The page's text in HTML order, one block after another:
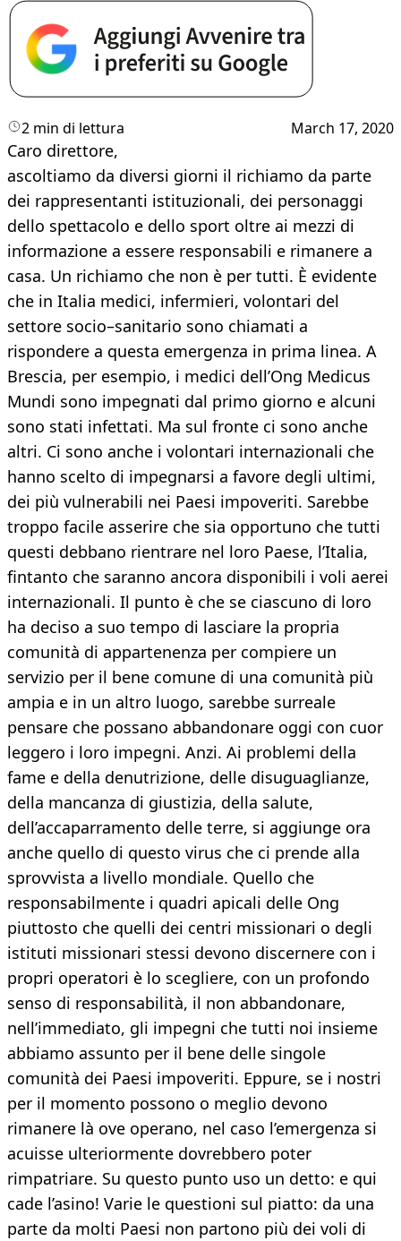
2 min di lettura March 17, 2020
Caro direttore,
ascoltiamo da diversi giorni il richiamo da parte
dei rappresentanti istituzionali, dei personaggi
dello spettacolo e dello sport oltre ai mezzi di
informazione a essere responsabili e rimanere a
casa. Un richiamo che non è per tutti. È evidente
che in Italia medici, infermieri, volontari del
settore socio–sanitario sono chiamati a
rispondere a questa emergenza in prima linea. A
Brescia, per esempio, i medici dell’Ong Medicus
Mundi sono impegnati dal primo giorno e alcuni
sono stati infettati. Ma sul fronte ci sono anche
altri. Ci sono anche i volontari internazionali che
hanno scelto di impegnarsi a favore degli ultimi,
dei più vulnerabili nei Paesi impoveriti. Sarebbe
troppo facile asserire che sia opportuno che tutti
questi debbano rientrare nel loro Paese, l’Italia,
fintanto che saranno ancora disponibili i voli aerei
internazionali. Il punto è che se ciascuno di loro
ha deciso a suo tempo di lasciare la propria
comunità di appartenenza per compiere un
servizio per il bene comune di una comunità più
ampia e in un altro luogo, sarebbe surreale
pensare che possano abbandonare oggi con cuor
leggero i loro impegni. Anzi. Ai problemi della
fame e della denutrizione, delle disuguaglianze,
della mancanza di giustizia, della salute,
dell’accaparramento delle terre, si aggiunge ora
anche quello di questo virus che ci prende alla
sprovvista a livello mondiale. Quello che
responsabilmente i quadri apicali delle Ong
piuttosto che quelli dei centri missionari o degli
istituti missionari stessi devono discernere con i
propri operatori è lo scegliere, con un profondo
senso di responsabilità, il non abbandonare,
nell’immediato, gli impegni che tutti noi insieme
abbiamo assunto per il bene delle singole
comunità dei Paesi impoveriti. Eppure, se i nostri
per il momento possono o meglio devono
rimanere là ove operano, nel caso l’emergenza si
acuisse ulteriormente dovrebbero poter
rimpatriare. Su questo punto uso un detto: e qui
cade l’asino! Varie le questioni sul piatto: da una
parte da molti Paesi non partono più dei voli di